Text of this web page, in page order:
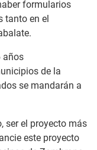
formularios
tanto en el
años
de la
se mandarán a
ser el proyecto más
este proyecto